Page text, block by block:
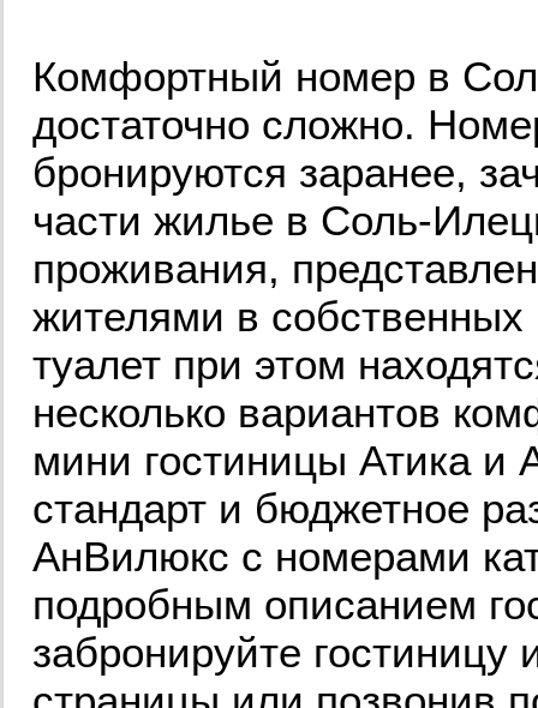
Комфортный номер в
достаточно сложно.
бронируются заранее,
части жилье в Соль-
проживания,
жителями в
туалет при этом
несколько вариантов
мини гостиницы Атика и
стандарт и бюджетное
АнВилюкс с номерами
подробным описанием
забронируйте гостиницу